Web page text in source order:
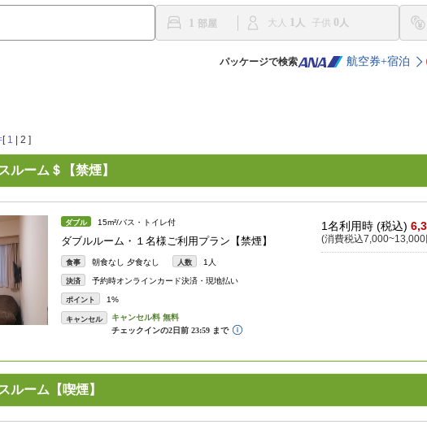
1 大人 1 子供 0
パッケージで検索 航空券+宿泊
[ 1 2 ]
ルーム＄【禁煙】
ダブル 15m²/バス・トイレ付
ダブルルーム・１名様ご利用プラン【禁煙】
食事 朝食なし 夕食なし 人数 1人
決済 予約時オンラインカード決済・現地払い
ポイント 1%
キャンセル
1名利用時 (税込)
(消費税込7,000~13,000
ルーム【喫煙】